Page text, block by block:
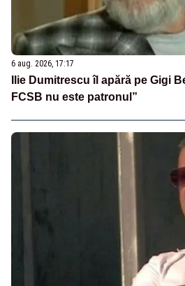
6 aug. 2026, 17:17
Ilie Dumitrescu îl apără pe Gigi
FCSB nu este patronul”